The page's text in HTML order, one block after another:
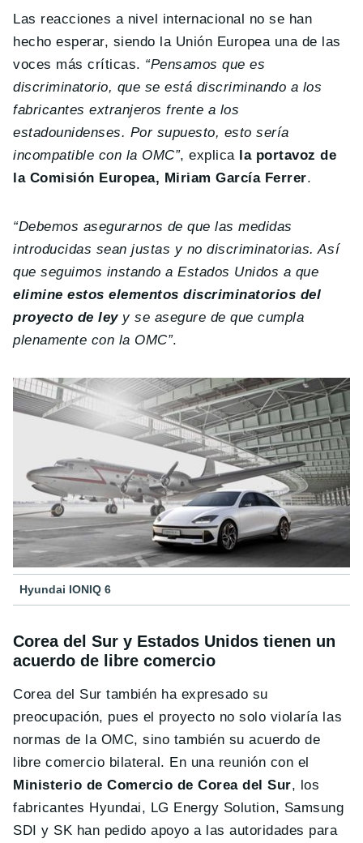
Las reacciones a nivel internacional no se han
hecho esperar, siendo la Unión Europea una de las
voces más críticas. “Pensamos que es
discriminatorio, que se está discriminando a los
fabricantes extranjeros frente a los
estadounidenses. Por supuesto, esto sería
incompatible con la OMC”, explica la portavoz de
la Comisión Europea, Miriam García Ferrer.
“Debemos asegurarnos de que las medidas
introducidas sean justas y no discriminatorias. Así
que seguimos instando a Estados Unidos a que
elimine estos elementos discriminatorios del
proyecto de leyy se asegure de que cumpla
plenamente con la OMC”.
Hyundai IONIQ 6
Corea del Sur y Estados Unidos tienen un
acuerdo de libre comercio
Corea del Sur también ha expresado su
preocupación, pues el proyecto no solo violaría las
normas de la OMC, sino también su acuerdo de
libre comercio bilateral. En una reunión con el
Ministerio de Comercio de Corea del Sur, los
fabricantes Hyundai, LG Energy Solution, Samsung
SDI y SK han pedido apoyo a las autoridades para